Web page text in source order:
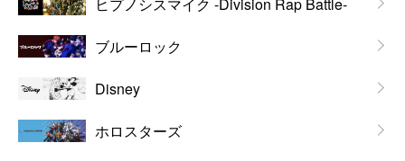
ブルーロック
Disney
ホロスターズ